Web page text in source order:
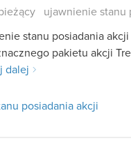
ujawnienie stanu
stanu posiadania
pakietu akcji
dalej
posiadania akcji